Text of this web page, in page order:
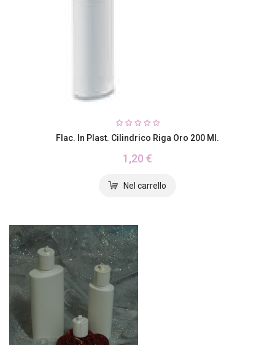
Flac. In Plast. Cilindrico Riga Oro 200 Ml.
1,20 €